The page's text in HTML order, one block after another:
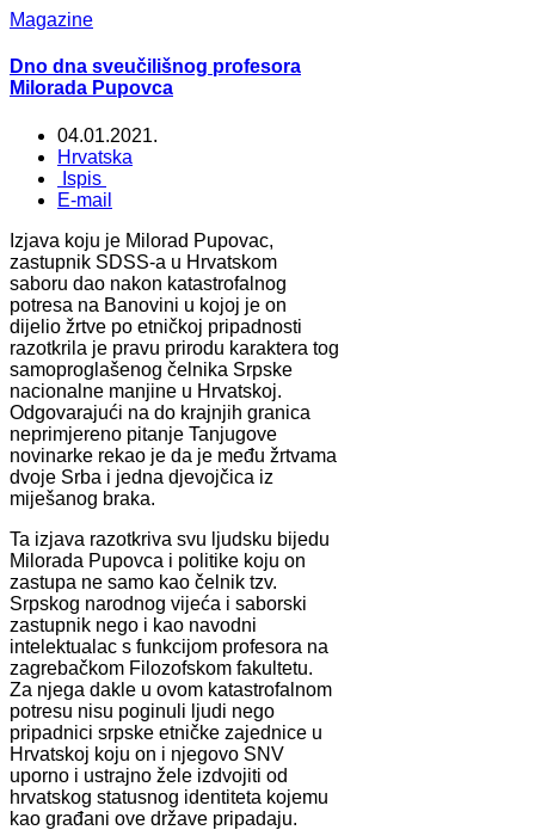
Magazine
Dno dna sveučilišnog profesora
Milorada Pupovca
04.01.2021.
Hrvatska
Ispis
E-mail
Izjava koju je Milorad Pupovac,
zastupnik SDSS-a u Hrvatskom
saboru dao nakon katastrofalnog
potresa na Banovini u kojoj je on
dijelio žrtve po etničkoj pripadnosti
razotkrila je pravu prirodu karaktera tog
samoproglašenog čelnika Srpske
nacionalne manjine u Hrvatskoj.
Odgovarajući na do krajnjih granica
neprimjereno pitanje Tanjugove
novinarke rekao je da je među žrtvama
dvoje Srba i jedna djevojčica iz
miješanog braka.
Ta izjava razotkriva svu ljudsku bijedu
Milorada Pupovca i politike koju on
zastupa ne samo kao čelnik tzv.
Srpskog narodnog vijeća i saborski
zastupnik nego i kao navodni
intelektualac s funkcijom profesora na
zagrebačkom Filozofskom fakultetu.
Za njega dakle u ovom katastrofalnom
potresu nisu poginuli ljudi nego
pripadnici srpske etničke zajednice u
Hrvatskoj koju on i njegovo SNV
uporno i ustrajno žele izdvojiti od
hrvatskog statusnog identiteta kojemu
kao građani ove države pripadaju.